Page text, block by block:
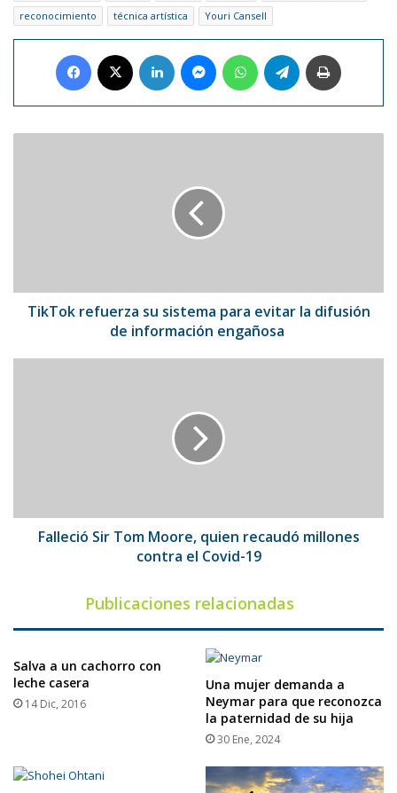
reconocimiento
técnica artística Youri Cansell
Facebook LinkedIn MessengerWhatsAppTelegram
de
información
TikTok refuerza su sistema para evitar la difusión
de información engañosa
el
Covid-Falleció Sir Tom Moore, quien recaudó millones
contra el Covid-19
Publicaciones relacionadas
Salva a un cachorro con
leche casera
14 Dic, 2016
Una mujer demanda a
Neymar para que reconozca
la paternidad de su hija
30 Ene, 2024